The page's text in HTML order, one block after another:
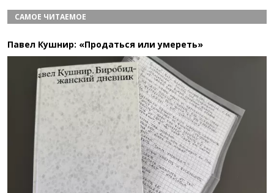
САМОЕ ЧИТАЕМОЕ
Павел Кушнир: «Продаться или умереть»